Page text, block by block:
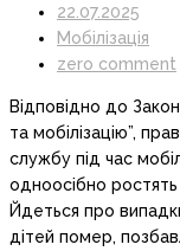
22.07.2025
Мобілізація
zero comment
Відповідно до
та мобілізацію”,
службу під час
одноосібно ростять
Йдеться про
дітей помер,